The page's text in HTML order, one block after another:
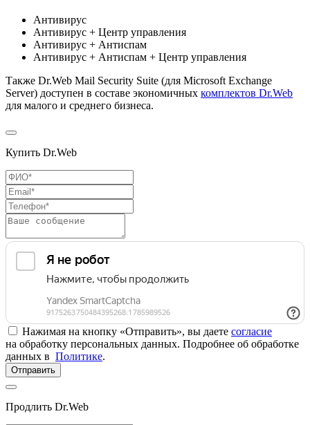
Антивирус
Антивирус + Центр управления
Антивирус + Антиспам
Антивирус + Антиспам + Центр управления
Также Dr.Web Mail Security Suite (для Microsoft Exchange
Server) доступен в составе экономичных комплектов Dr.Web
для малого и среднего бизнеса.
Купить Dr.Web
Нажимая на кнопку «Отправить», вы даете согласие
на обработку персональных данных. Подробнее об обработке
данных в Политике.
Отправить
Продлить Dr.Web